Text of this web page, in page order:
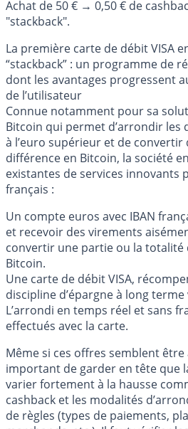
Achat de 50 € → 0,50 € de
"stackback".
La première carte de débit VISA
“stackback” : un programme de
dont les avantages progressent
de l’utilisateur
Connue notamment pour sa
Bitcoin qui permet d’arrondir les
à l’euro supérieur et de
différence en Bitcoin, la société
existantes de services innovants
français :
Un compte euros avec IBAN
et recevoir des virements
convertir une partie ou la totalité
Bitcoin.
Une carte de débit VISA,
discipline d’épargne à long
L’arrondi en temps réel et sans
effectués avec la carte.
Même si ces offres semblent
important de garder en tête que
varier fortement à la hausse
cashback et les modalités
de règles (types de paiements,